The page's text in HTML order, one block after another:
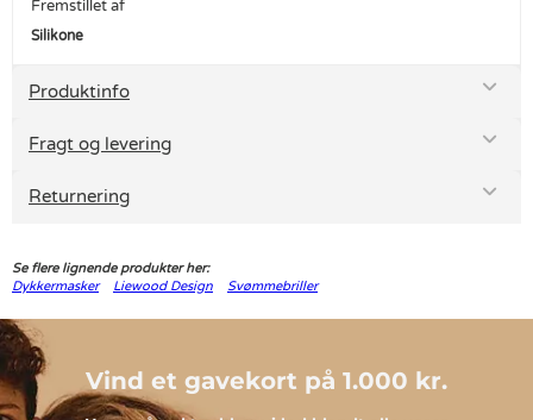
Fremstillet af
Silikone
Produktinfo
Fragt og levering
Returnering
Se flere lignende produkter her:
Dykkermasker
Liewood Design Svømmebriller
Vind et gavekort på 1.000 kr.